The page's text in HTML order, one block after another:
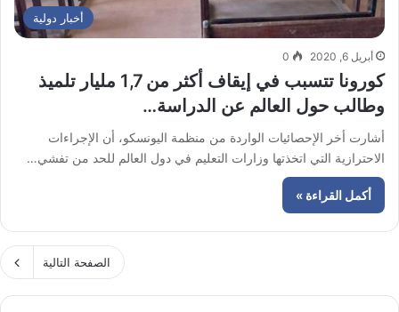
أخبار دولية
أبريل 6, 2020 0
كورونا تتسبب في إيقاف أكثر من 1,7 مليار تلميذ
وطالب حول العالم عن الدراسة…
أشارت أخر الإحصائيات الواردة من منظمة اليونسكو، أن الإجراءات
الاحترازية التي اتخذتها وزارات التعليم في دول العالم للحد من تفشي…
أكمل القراءة »
الصفحة التالية